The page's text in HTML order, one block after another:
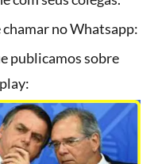
chamar no Whatsapp:
publicamos sobre